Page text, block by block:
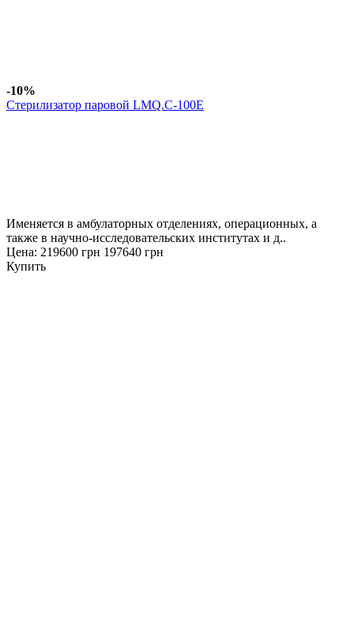
-10%
Стерилизатор паровой LMQ.C-100E
Именяется в амбулаторных отделениях, операционных, а
также в научно-исследовательских институтах и д..
Цена: 219600 грн 197640 грн
Купить